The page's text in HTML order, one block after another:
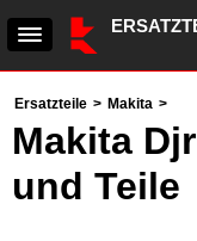
Ersatzteile > Makita >
Makita
und Teile